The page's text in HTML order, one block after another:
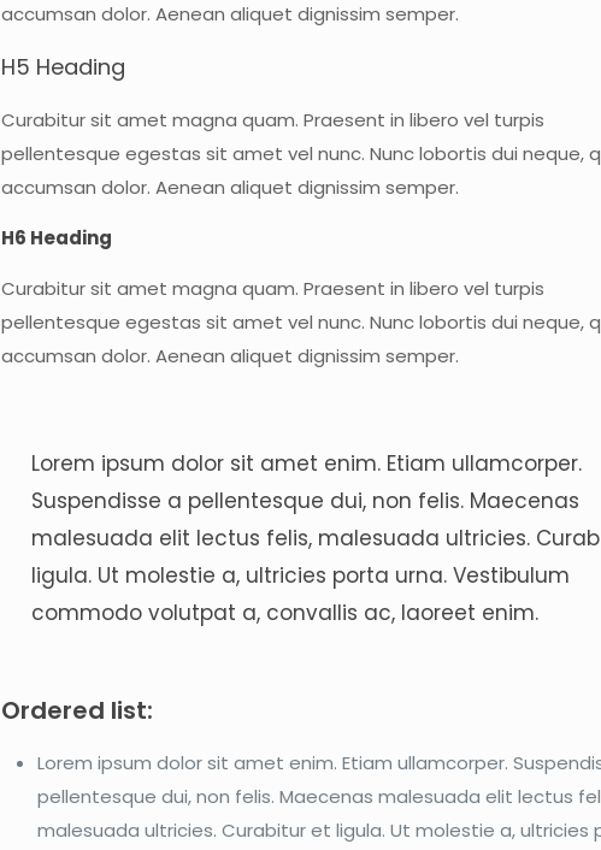
accumsan dolor. Aenean aliquet dignissim semper.
H5 Heading
Curabitur sit amet magna quam. Praesent in libero vel turpis
pellentesque egestas sit amet vel nunc. Nunc lobortis dui neque,
accumsan dolor. Aenean aliquet dignissim semper.
H6 Heading
Curabitur sit amet magna quam. Praesent in libero vel turpis
pellentesque egestas sit amet vel nunc. Nunc lobortis dui neque,
accumsan dolor. Aenean aliquet dignissim semper.
Lorem ipsum dolor sit amet enim. Etiam ullamcorper.
Suspendisse a pellentesque dui, non felis. Maecenas
malesuada elit lectus felis, malesuada ultricies.
ligula. Ut molestie a, ultricies porta urna. Vestibulum
commodo volutpat a, convallis ac, laoreet enim.
Ordered list:
Lorem ipsum dolor sit amet enim. Etiam ullamcorper.
pellentesque dui, non felis. Maecenas malesuada elit lectus
malesuada ultricies. Curabitur et ligula. Ut molestie a, ultricies